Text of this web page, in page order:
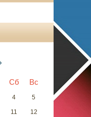
Сб Вс
4 5
11 12